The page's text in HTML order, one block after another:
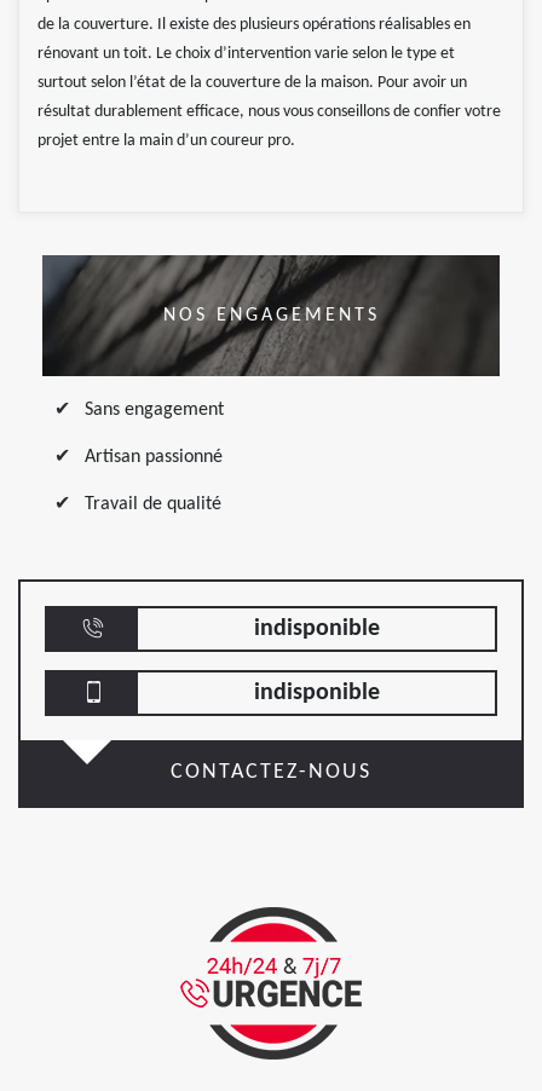
de la couverture. Il existe des plusieurs opérations réalisables en
rénovant un toit. Le choix d’intervention varie selon le type et
surtout selon l’état de la couverture de la maison. Pour avoir un
résultat durablement efficace, nous vous conseillons de confier votre
projet entre la main d’un coureur pro.
NOS ENGAGEMENTS
Sans engagement
Artisan passionné
Travail de qualité
indisponible
indisponible
CONTACTEZ-NOUS